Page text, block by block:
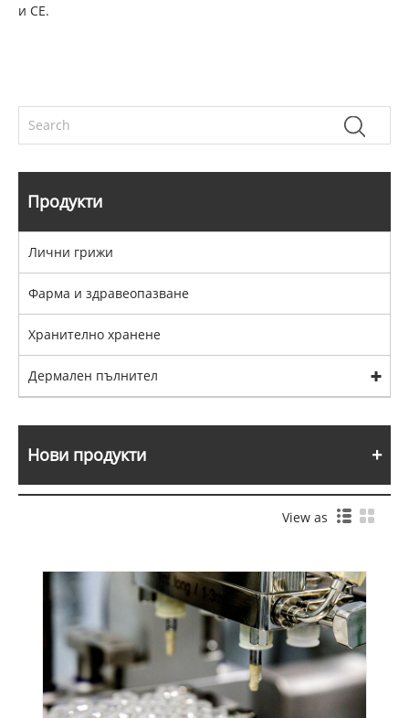
и CE.
Продукти
Лични грижи
Фарма и здравеопазване
Хранително хранене
Дермален пълнител
Нови продукти
View as